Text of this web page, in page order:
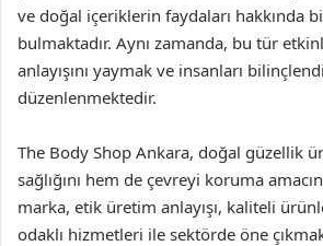
ve doğal içeriklerin faydaları hakkında
bulmaktadır. Aynı zamanda, bu tür
anlayışını yaymak ve insanları
düzenlenmektedir.
The Body Shop Ankara, doğal güzellik
sağlığını hem de çevreyi koruma
marka, etik üretim anlayışı, kaliteli
odaklı hizmetleri ile sektörde öne